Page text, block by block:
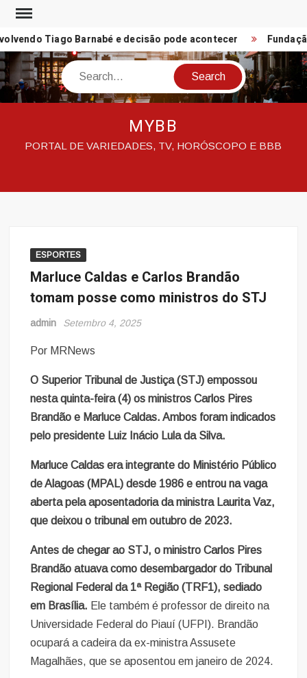
Skip
contentTiago Barnabé e decisão pode acontecer
Search
MYBB
PORTAL DE VARIEDADES, TV, HORÓSCOPO E BBB
ESPORTES
Marluce Caldas e Carlos Brandão
tomam posse como ministros do STJ
admin Setembro 4, 2025
Por MRNews
O Superior Tribunal de Justiça (STJ) empossou
nesta quinta-feira (4) os ministros Carlos Pires
Brandão e Marluce Caldas. Ambos foram indicados
pelo presidente Luiz Inácio Lula da Silva.
Marluce Caldas era integrante do Ministério Público
de Alagoas (MPAL) desde 1986 e entrou na vaga
aberta pela aposentadoria da ministra Laurita Vaz,
que deixou o tribunal em outubro de 2023.
Antes de chegar ao STJ, o ministro Carlos Pires
Brandão atuava como desembargador do Tribunal
Regional Federal da 1ª Região (TRF1), sediado
em Brasília. Ele também é professor de direito na
Universidade Federal do Piauí (UFPI). Brandão
ocupará a cadeira da ex-ministra Assusete
Magalhães, que se aposentou em janeiro de 2024.